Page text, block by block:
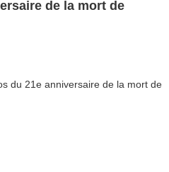
de la mort de